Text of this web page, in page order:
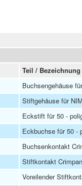
Teil / Bezeichnung
Buchsengehäuse
Stiftgehäuse für
Eckstift für 50 -
Eckbuchse für 50 -
Buchsenkontakt
Stiftkontakt
Voreilender